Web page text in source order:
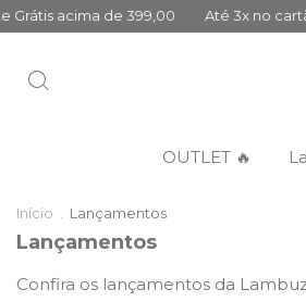
sem juros 10% Primeira Compra
OUTLET 🔥
Início Lançamentos
Lançamentos
Confira os lançamentos da